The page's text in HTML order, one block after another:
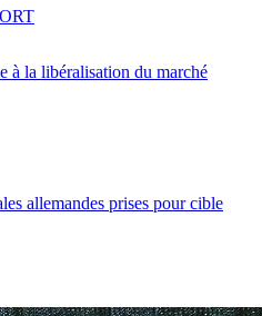
à la libéralisation du marché
allemandes prises pour cible